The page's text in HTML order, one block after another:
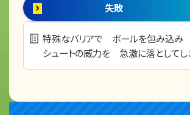
失敗
特殊なバリアで ボールを包み込み
シュートの威力を 急激に落としてし